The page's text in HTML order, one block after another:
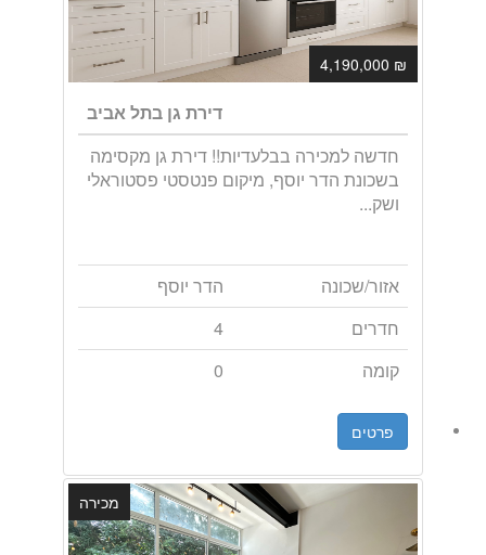
₪ 4,190,000
דירת גן בתל אביב
חדשה למכירה בבלעדיות!! דירת גן מקסימה
בשכונת הדר יוסף, מיקום פנטסטי פסטוראלי
ושק...
אזור/שכונה
הדר יוסף
חדרים
4
קומה
0
פרטים
מכירה